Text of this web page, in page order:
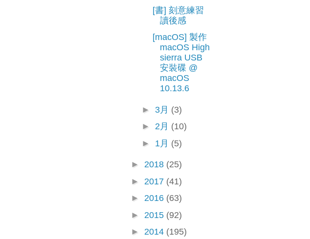
[書] 刻意練習
讀後感
[macOS] 製作
macOS High
sierra USB
安裝碟 @
macOS
10.13.6
► 3月 (3)
► 2月 (10)
► 1月 (5)
► 2018 (25)
► 2017 (41)
► 2016 (63)
► 2015 (92)
► 2014 (195)